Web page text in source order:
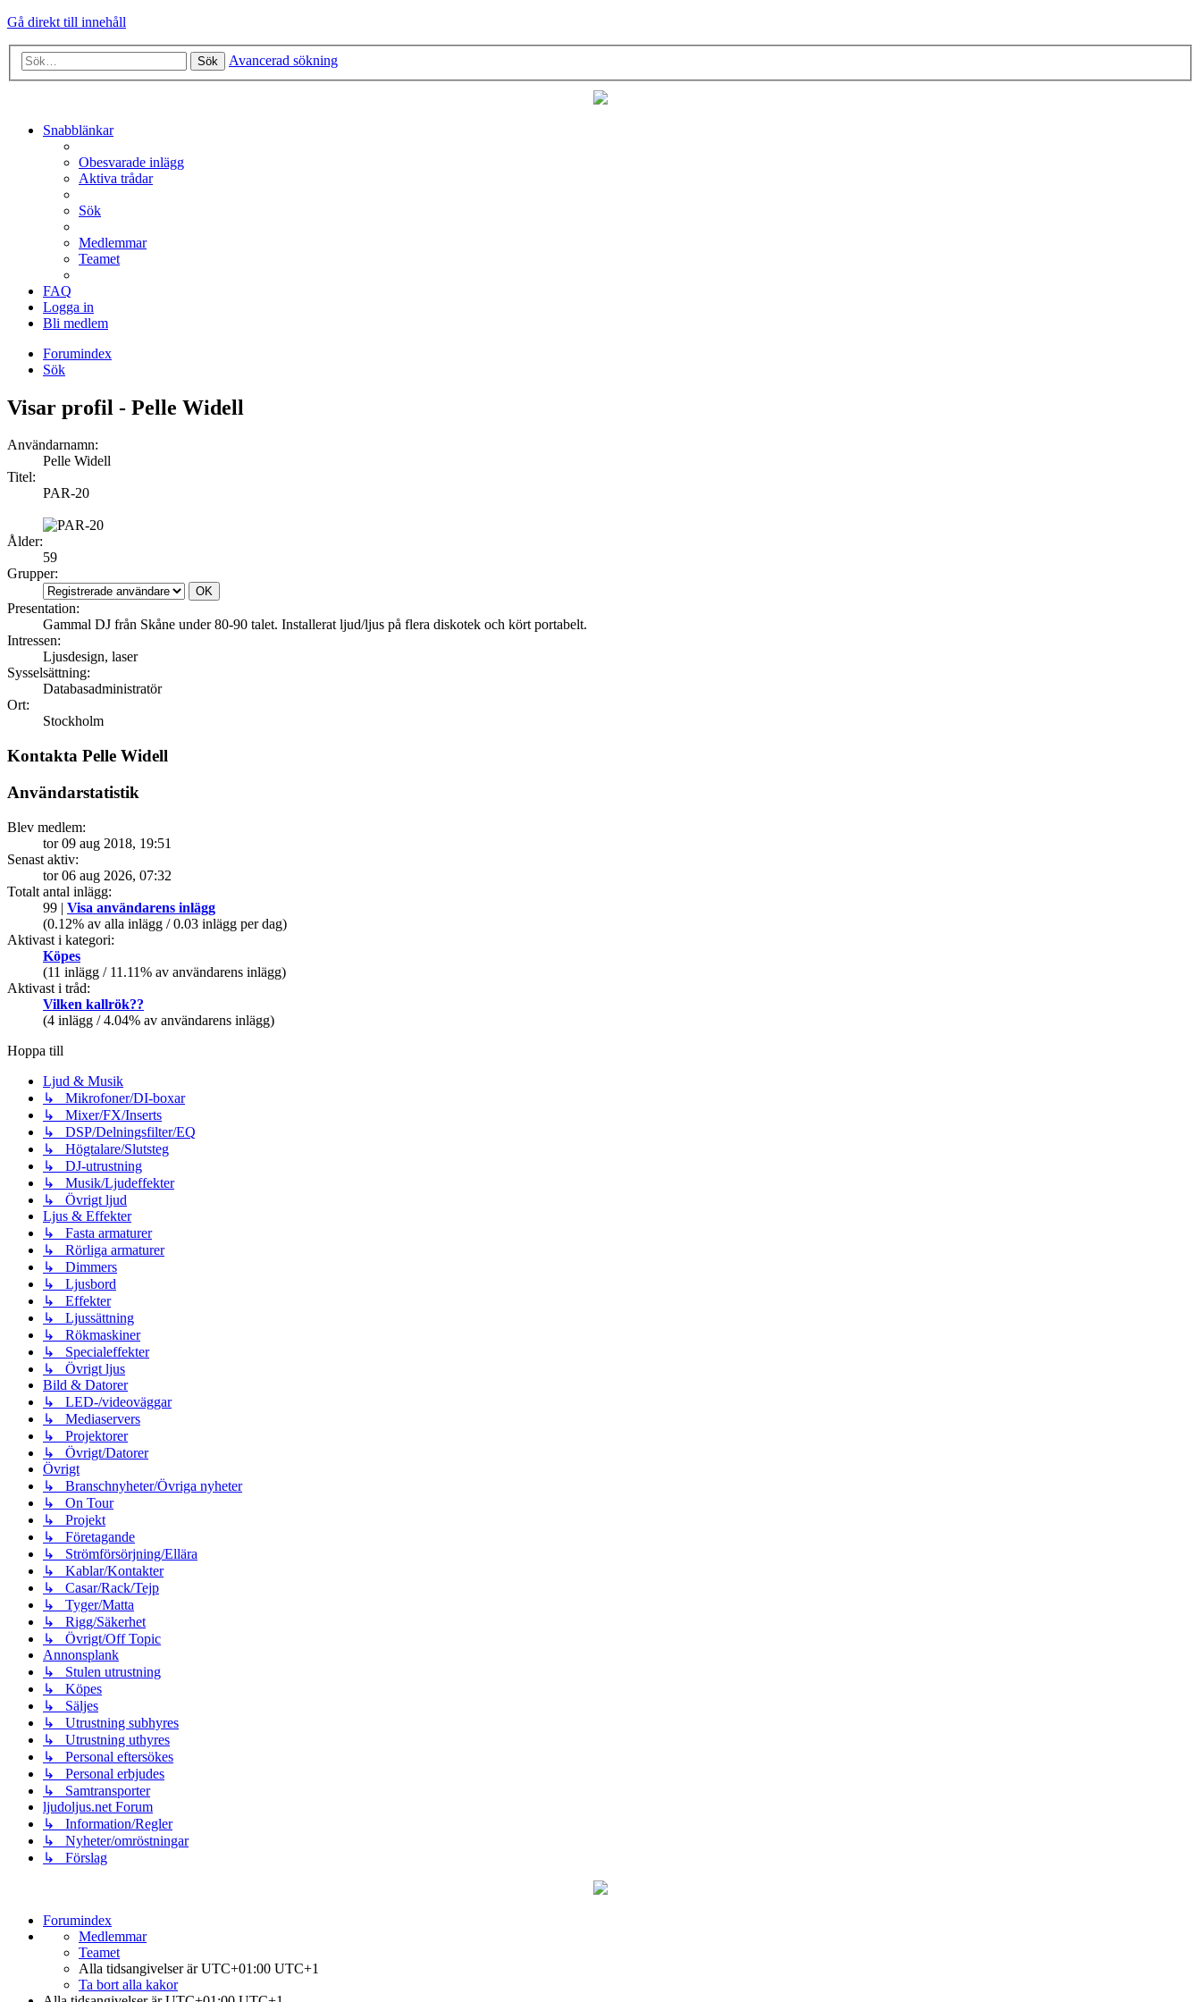
Gå direkt till innehåll
Sök Avancerad sökning
Snabblänkar
Obesvarade inlägg
Aktiva trådar
Sök
Medlemmar
Teamet
FAQ
Logga in
Bli medlem
Forumindex
Sök
Visar profil - Pelle Widell
Användarnamn:
Pelle Widell
Titel:
PAR-20
Ålder:
59
Grupper:
Presentation:
Gammal DJ från Skåne under 80-90 talet. Installerat ljud/ljus på flera diskotek och kört portabelt.
Intressen:
Ljusdesign, laser
Sysselsättning:
Databasadministratör
Ort:
Stockholm
Kontakta Pelle Widell
Användarstatistik
Blev medlem:
tor 09 aug 2018, 19:51
Senast aktiv:
tor 06 aug 2026, 07:32
Totalt antal inlägg:
99 | Visa användarens inlägg
(0.12% av alla inlägg / 0.03 inlägg per dag)
Aktivast i kategori:
Köpes
(11 inlägg / 11.11% av användarens inlägg)
Aktivast i tråd:
Vilken kallrök??
(4 inlägg / 4.04% av användarens inlägg)
Hoppa till
Ljud & Musik
↳ Mikrofoner/DI-boxar
↳ Mixer/FX/Inserts
↳ DSP/Delningsfilter/EQ
↳ Högtalare/Slutsteg
↳ DJ-utrustning
↳ Musik/Ljudeffekter
↳ Övrigt ljud
Ljus & Effekter
↳ Fasta armaturer
↳ Rörliga armaturer
↳ Dimmers
↳ Ljusbord
↳ Effekter
↳ Ljussättning
↳ Rökmaskiner
↳ Specialeffekter
↳ Övrigt ljus
Bild & Datorer
↳ LED-/videoväggar
↳ Mediaservers
↳ Projektorer
↳ Övrigt/Datorer
Övrigt
↳ Branschnyheter/Övriga nyheter
↳ On Tour
↳ Projekt
↳ Företagande
↳ Strömförsörjning/Ellära
↳ Kablar/Kontakter
↳ Casar/Rack/Tejp
↳ Tyger/Matta
↳ Rigg/Säkerhet
↳ Övrigt/Off Topic
Annonsplank
↳ Stulen utrustning
↳ Köpes
↳ Säljes
↳ Utrustning subhyres
↳ Utrustning uthyres
↳ Personal eftersökes
↳ Personal erbjudes
↳ Samtransporter
ljudoljus.net Forum
↳ Information/Regler
↳ Nyheter/omröstningar
↳ Förslag
Forumindex
Medlemmar
Teamet
Alla tidsangivelser är UTC+01:00 UTC+1
Ta bort alla kakor